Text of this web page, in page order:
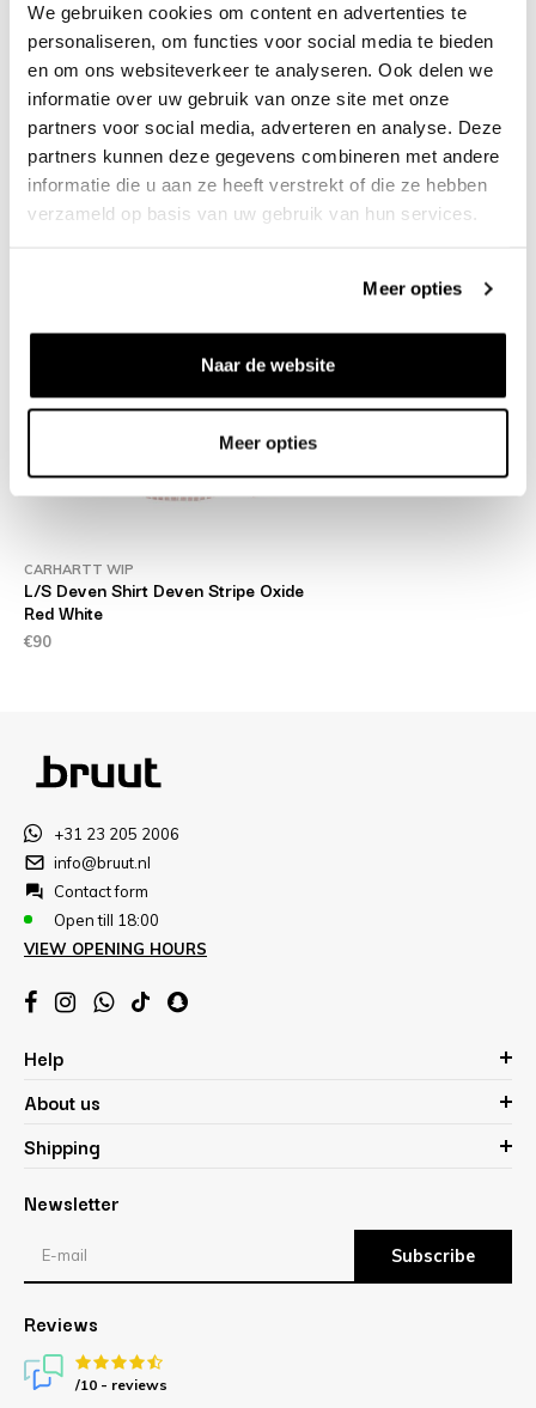
We gebruiken cookies om content en advertenties te
personaliseren, om functies voor social media te bieden
en om ons websiteverkeer te analyseren. Ook delen we
informatie over uw gebruik van onze site met onze
partners voor social media, adverteren en analyse. Deze
partners kunnen deze gegevens combineren met andere
informatie die u aan ze heeft verstrekt of die ze hebben
verzameld op basis van uw gebruik van hun services.
Meer opties
Naar de website
Meer opties
info@bruut.nl Live chat Whatsapp
About this product
Shipment and returns
Related products
CARHARTT WIP
L/S Deven Shirt Deven Stripe Oxide
Red White
€90
+31 23 205 2006
info@bruut.nl
Contact form
Open till 18:00
VIEW OPENING HOURS
Help
About us
Shipping
Newsletter
Subscribe
Reviews
/10 - reviews